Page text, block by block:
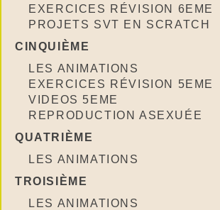
EXERCICES RÉVISION 6EME
PROJETS SVT EN SCRATCH
CINQUIÈME
LES ANIMATIONS
EXERCICES RÉVISION 5EME
VIDEOS 5EME
REPRODUCTION ASEXUÉE
QUATRIÈME
LES ANIMATIONS
TROISIÈME
LES ANIMATIONS